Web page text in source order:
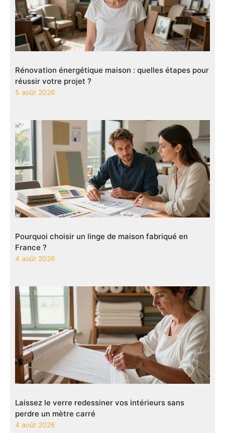
Rénovation énergétique maison : quelles étapes pour
réussir votre projet ?
5 août 2026
Pourquoi choisir un linge de maison fabriqué en
France ?
4 août 2026
Laissez le verre redessiner vos intérieurs sans
perdre un mètre carré
4 août 2026